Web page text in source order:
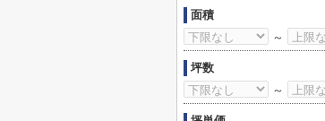
面積
～
坪数
～